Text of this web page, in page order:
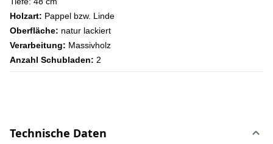
Holzart: Pappel bzw. Linde
Oberfläche: natur lackiert
Verarbeitung: Massivholz
Anzahl Schubladen: 2
Technische Daten